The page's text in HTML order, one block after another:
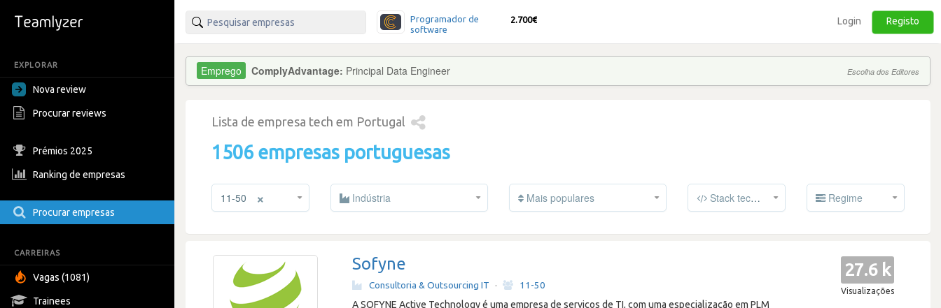
EXPLORAR
Nova review
Procurar reviews
Prémios 2025
Ranking de empresas
Procurar empresas
CARREIRAS
Vagas (1081)
Trainees
Programador de
software
2.700€ Login Registo
ComplyAdvantage: Principal Data Engineer Escolha dos Editores
Lista de empresa tech em Portugal
1506 empresas portuguesas
×
11-50 Indústria Mais populares Stack tecnológico Regime
Sofyne
Consultoria & Outsourcing IT ·
11-50
A SOFYNE Active Technology é uma empresa de serviços de TI, com uma especialização em PLM
27.6 k
Visualizações